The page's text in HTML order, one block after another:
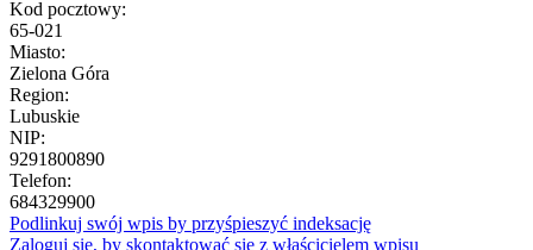
Kod pocztowy:
65-021
Miasto:
Zielona Góra
Region:
Lubuskie
NIP:
9291800890
Telefon:
684329900
Podlinkuj swój wpis by przyśpieszyć indeksację
Zaloguj się, by skontaktować się z właścicielem wpisu